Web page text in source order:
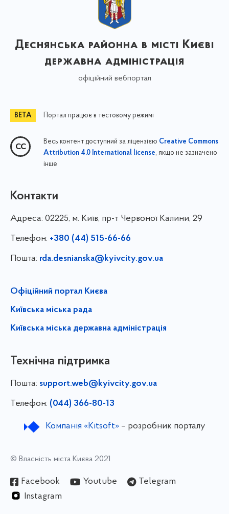
Деснянська районна в місті Києві
державна адміністрація
офіційний вебпортал
Портал працює в тестовому режимі
Весь контент доступний за ліцензією Creative Commons
Attribution 4.0 International license, якщо не зазначено
інше
Контакти
Адреса: 02225, м. Київ, пр-т Червоної Калини, 29
Телефон: +380 (44) 515-66-66
Пошта: rda.desnianska@kyivcity.gov.ua
Офіційний портал Києва
Київська міська рада
Київська міська державна адміністрація
Технічна підтримка
Пошта: support.web@kyivcity.gov.ua
Телефон: (044) 366-80-13
Компанія «Kitsoft»– розробник порталу
© Власність міста Києва 2021
Facebook Youtube
Telegram
Instagram